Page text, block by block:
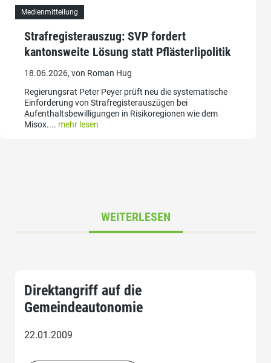
Medienmitteilung
Strafregisterauszug: SVP fordert
kantonsweite Lösung statt Pflästerlipolitik
18.06.2026, von Roman Hug
Regierungsrat Peter Peyer prüft neu die systematische
Einforderung von Strafregisterauszügen bei
Aufenthaltsbewilligungen in Risikoregionen wie dem
Misox.... mehr lesen
WEITERLESEN
Direktangriff auf die
Gemeindeautonomie
22.01.2009